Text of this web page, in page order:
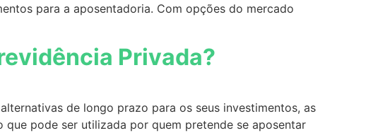
para a aposentadoria. Com opções do mercado
Privada?
de longo prazo para os seus investimentos, as
pode ser utilizada por quem pretende se aposentar